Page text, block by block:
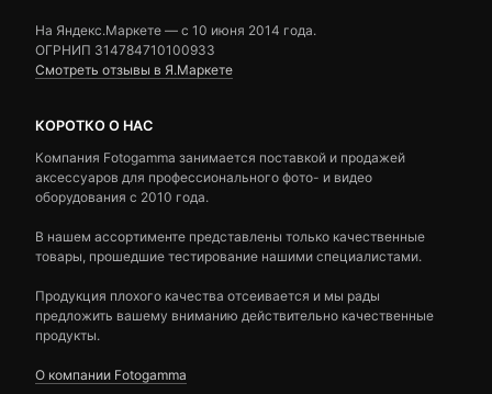
На Яндекс.Маркете — c 10 июня 2014 года.
ОГРНИП 314784710100933
Смотреть отзывы в Я.Маркете
КОРОТКО О НАС
Компания Fotogamma занимается поставкой и продажей
аксессуаров для профессионального фото- и видео
оборудования с 2010 года.
В нашем ассортименте представлены только качественные
товары, прошедшие тестирование нашими специалистами.
Продукция плохого качества отсеивается и мы рады
предложить вашему вниманию действительно качественные
продукты.
О компании Fotogamma